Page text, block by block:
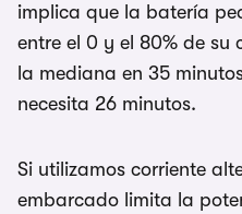
implica que la batería
entre el 0 y el 80% de
la mediana en 35
necesita 26 minutos.
Si utilizamos corriente
embarcado limita la